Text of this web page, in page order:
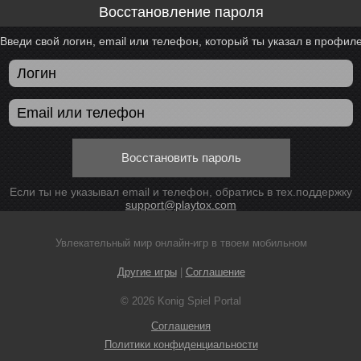
Восстановление пароля
Введи свой логин, email или телефон, который ты указал в
Восстановить пароль
Если ты не указывал email и телефон, обратись в тех.поддержку
support@playtox.com
Увлекательный мир онлайн-игр в твоем мобильном
Другие игры| Соглашение
© 2026 Konig Spiel Portal
Соглашения
Политики конфиденциальности